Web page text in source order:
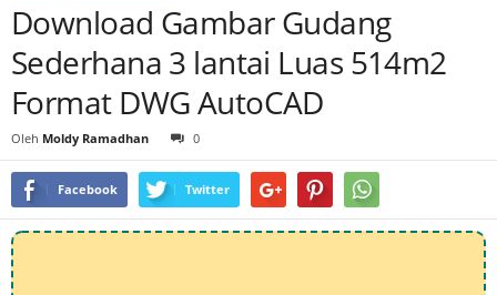
Download Gambar Gudang
Sederhana 3 lantai Luas 514m2
Format DWG AutoCAD
Oleh Moldy Ramadhan 0
Facebook Twitter